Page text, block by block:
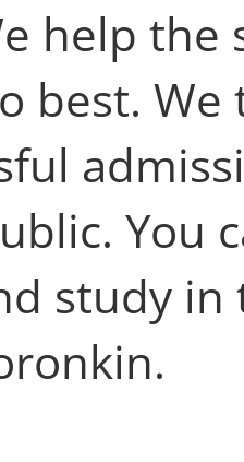
help
best.
You
study